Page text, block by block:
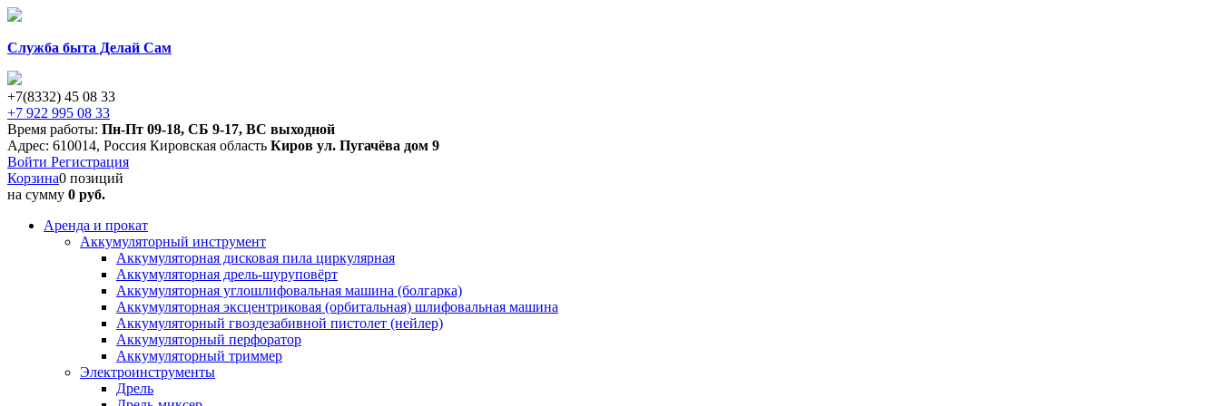
Служба быта Делай Сам
+7(8332) 45 08 33
+7 922 995 08 33
Время работы: Пн-Пт 09-18, СБ 9-17, ВС выходной
Адрес: 610014, Россия Кировская область Киров ул. Пугачёва дом 9
Войти Регистрация
Корзина0 позиций
на сумму 0 руб.
Аренда и прокат
Аккумуляторный инструмент
Аккумуляторная дисковая пила циркулярная
Аккумуляторная дрель-шуруповёрт
Аккумуляторная углошлифовальная машина (болгарка)
Аккумуляторная эксцентриковая (орбитальная) шлифовальная машина
Аккумуляторный гвоздезабивной пистолет (нейлер)
Аккумуляторный перфоратор
Аккумуляторный триммер
Электроинструменты
Дрель